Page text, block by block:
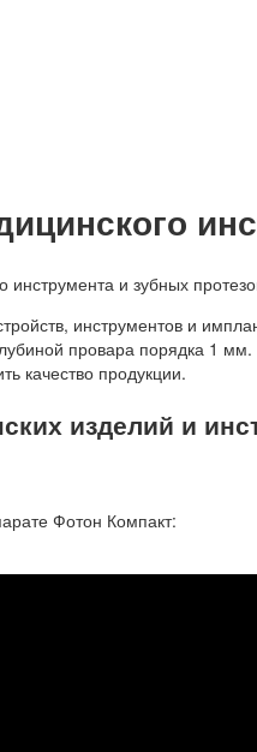
инструментов и
провара порядка 1
качество продукции.
изделий и
Фотон Компакт: